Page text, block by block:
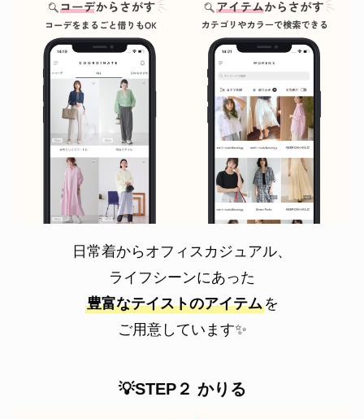
日常着からオフィスカジュアル、
ライフシーンにあった
豊富なテイストのアイテム を
ご用意しています✨
💡STEP２ かりる